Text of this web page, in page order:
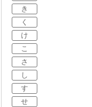
き
く
け
こ
さ
し
す
せ